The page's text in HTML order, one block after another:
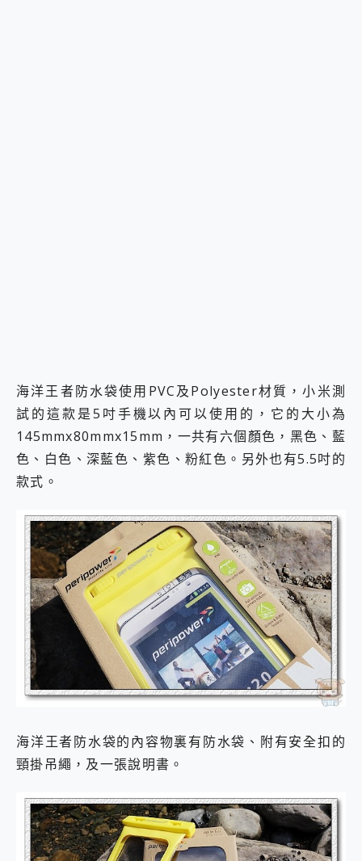
海洋王者防水袋使用PVC及Polyester材質，小米測
試的這款是5吋手機以內可以使用的，它的大小為
145mmx80mmx15mm，一共有六個顏色，黑色、藍
色、白色、深藍色、紫色、粉紅色。另外也有5.5吋的
款式。
海洋王者防水袋的內容物裏有防水袋、附有安全扣的
頸掛吊繩，及一張說明書。